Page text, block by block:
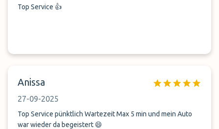
Top Service 👍
Anissa
27-09-2025
Top Service pünktlich Wartezeit Max 5 min und mein Auto
war wieder da begeistert 😄